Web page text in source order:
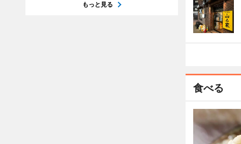
食べる
もっと見る